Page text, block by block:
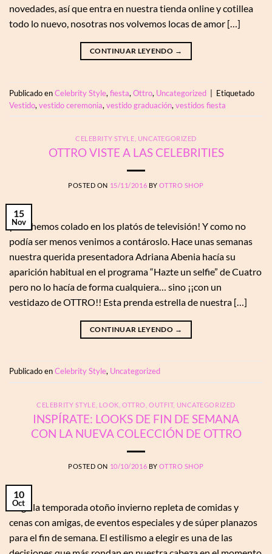
novedades, así que entra en nuestra tienda online y cotillea
todo lo nuevo, nosotras nos volvemos locas de amor […]
CONTINUAR LEYENDO →
Publicado enCelebrity Style, fiesta, Ottro, Uncategorized
Etiquetado
Vestido, vestido ceremonia, vestido graduación, vestidos fiesta
CELEBRITY STYLE UNCATEGORIZED
OTTRO VISTE A LAS CELEBRITIES
POSTED ON 15/11/2016 BYOTTRO SHOP
15
Nov
¡Nos hemos colado en los platós de televisión! Y como no
podía ser menos venimos a contároslo. Hace unas semanas
nuestra querida presentadora Adriana Abenia hacía su
aparición habitual en el programa “Hazte un selfie” de Cuatro
pero no lo hacía de forma cualquiera… sino ¡¡con un
vestidazo de OTTRO!! Esta prenda estrella de nuestra […]
CONTINUAR LEYENDO →
Publicado enCelebrity Style, Uncategorized
CELEBRITY STYLE LOOK ,OTTRO ,OUTFIT, UNCATEGORIZED
INSPÍRATE: LOOKS DE FIN DE SEMANA
CON LA NUEVA COLECCIÓN DE OTTRO
POSTED ON 10/10/2016 BYOTTRO SHOP
10
Oct
Llega la temporada otoño invierno repleta de comidas y
cenas con amigas, de eventos especiales y de súper planazos
para el fin de semana. El estilismo a elegir es una de las